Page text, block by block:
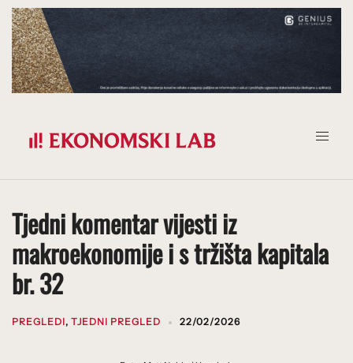
Prijeđi
na
sadržaj
Tjedni komentar vijesti iz
makroekonomije i s tržišta kapitala
br. 32
PREGLEDI, TJEDNI PREGLED 22/02/2026